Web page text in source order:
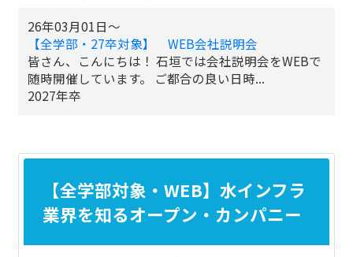
26年03月01日～
【全学部・27卒対象】 WEB会社説明会
皆さん、こんにちは！ 石垣では会社説明会をWEBで
随時開催しています。 ご都合の良い日時...
2027年卒
【全学部対象・WEB】水インフラ
業界を知るオープン・カンパニー